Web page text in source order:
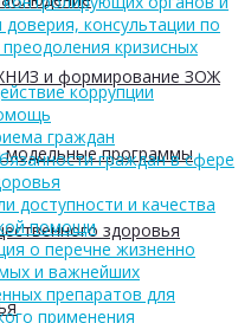
и формирование ЗОЖ
модельные программы
здоровья
консультации по
кризисных
коррупции
граждан
граждан в сфере
доступности и качества
помощи
о перечне жизненно
и важнейших
препаратов для
применения